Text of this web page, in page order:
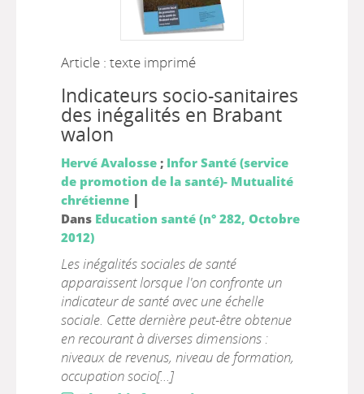
Article : texte imprimé
Indicateurs socio-sanitaires
des inégalités en Brabant
walon
Hervé Avalosse; Infor Santé (service
de promotion de la santé)- Mutualité
chrétienne |
Dans Education santé (n° 282, Octobre
2012)
Les inégalités sociales de santé
apparaissent lorsque l'on confronte un
indicateur de santé avec une échelle
sociale. Cette dernière peut-être obtenue
en recourant à diverses dimensions :
niveaux de revenus, niveau de formation,
occupation socio[...]